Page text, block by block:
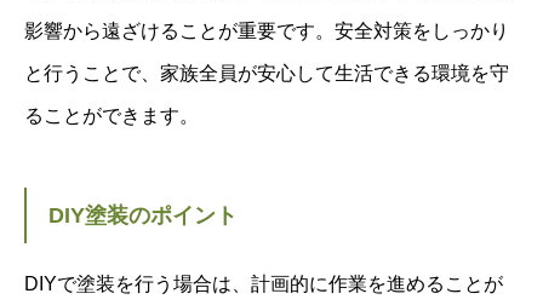
影響から遠ざけることが重要です。安全対策をしっかり
と行うことで、家族全員が安心して生活できる環境を守
ることができます。
DIY塗装のポイント
DIYで塗装を行う場合は、計画的に作業を進めることが